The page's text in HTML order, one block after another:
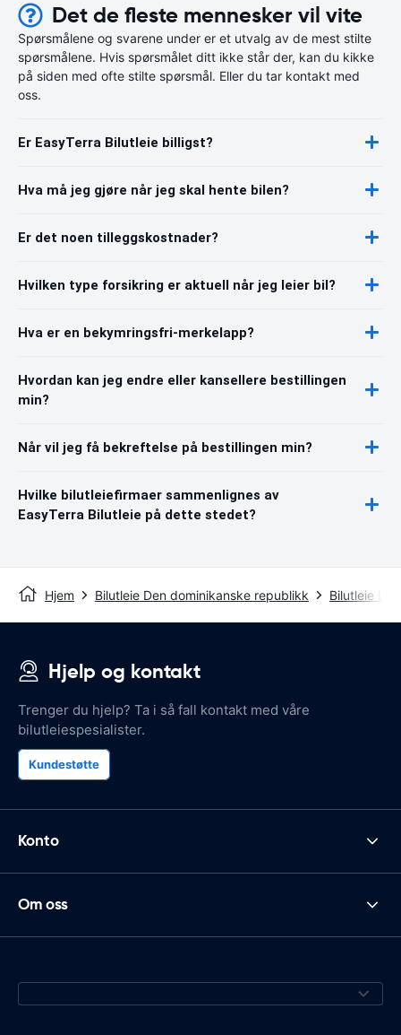
Det de fleste mennesker vil vite
Spørsmålene og svarene under er et utvalg av de mest stilte
spørsmålene. Hvis spørsmålet ditt ikke står der, kan du kikke
på siden med ofte stilte spørsmål. Eller du tar kontakt med
oss.
Er EasyTerra Bilutleie billigst?
Hva må jeg gjøre når jeg skal hente bilen?
Er det noen tilleggskostnader?
Hvilken type forsikring er aktuell når jeg leier bil?
Hva er en bekymringsfri-merkelapp?
Hvordan kan jeg endre eller kansellere bestillingen
min?
Når vil jeg få bekreftelse på bestillingen min?
Hvilke bilutleiefirmaer sammenlignes av
EasyTerra Bilutleie på dette stedet?
Hjem Bilutleie Den dominikanske republikk Bilutleie La
Hjelp og kontakt
Trenger du hjelp? Ta i så fall kontakt med våre
bilutleiespesialister.
Kundestøtte
Konto
Om oss